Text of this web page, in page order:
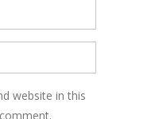
website in this